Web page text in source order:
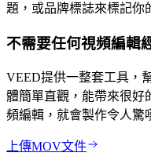
題，或品牌標誌來標記你
不需要任何視頻編輯
VEED提供一整套工具，
體簡單直觀，能帶來很好
頻編輯，就會製作令人驚
上傳MOV文件